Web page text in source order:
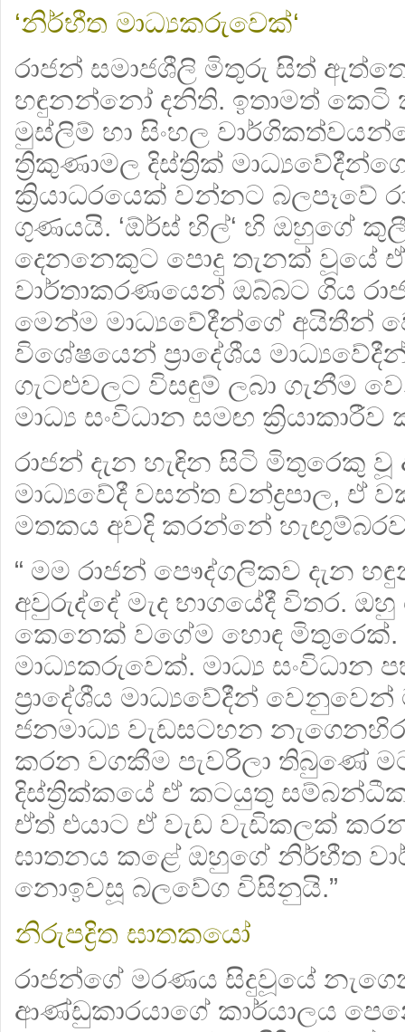
‘නිර්භීත මාධ්‍යකරුවෙක්‘
රාජන් සමාජශීලි මිතුරු සිත්
හඳුනන්නෝ දනිති. ඉතාමත් කෙටි
මුස්ලිම් හා සිංහල
ත්‍රිකුණාමල දිස්ත්‍රික්
ක්‍රියාධරයෙක් වන්නට බලපෑවේ
ගුණයයි. ‘ඕර්ස් හිල්‘ හි ඔහුගේ
දෙනනෙකුට පොදු තැනක් වූයේ
වාර්තාකරණයෙන් ඔබ්බට ගිය
මෙන්ම මාධ්‍යවේදීන්ගේ අයිතීන්
විශේෂයෙන් ප්‍රාදේශීය
ගැටළුවලට විසඳුම් ලබා ගැනීම
මාධ්‍ය සංවිධාන සමඟ
රාජන් දැන හැඳින සිටි මිතුරෙකු වූ
මාධ්‍යවේදී වසන්ත චන්ද්‍රපාල, ඒ
මතකය අවදි කරන්නේ
“ මම රාජන් පෞද්ගලිකව දැන
අවුරුද්දේ මැද භාගයේදී විතර.
කෙනෙක් වගේම හොඳ
මාධ්‍යකරුවෙක්. මාධ්‍ය සංවිධාන
ප්‍රාදේශීය මාධ්‍යවේදීන්
ජනමාධ්‍ය වැඩසටහන
කරන වගකීම පැවරිලා තිබුණේ
දිස්ත්‍රික්කයේ ඒ කටයුතු
ඒත් එයාට ඒ වැඩ වැඩිකලක්
ඝාතනය කළේ ඔහුගේ නිර්භීත
නොඉවසූ බලවේග විසිනුයි.”
නිරුපද්‍රිත ඝාතකයෝ
රාජන්ගේ මරණය සිදුවූයේ
ආණ්ඩුකාරයාගේ කාර්යාලය